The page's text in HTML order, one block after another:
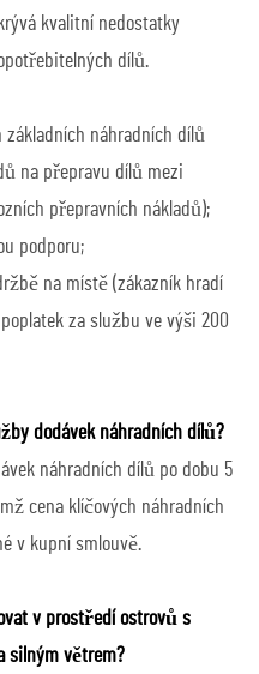
kvalitní nedostatky
dílů.
náhradních dílů
na přepravu dílů mezi
přepravních nákladů);
podporu;
na místě (zákazník hradí
za službu ve výši 200
dodávek náhradních dílů?
náhradních dílů po dobu 5
cena klíčových náhradních
v kupní smlouvě.
v prostředí ostrovů s
silným větrem?